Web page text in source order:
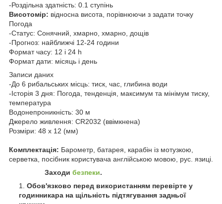
-Роздільна здатність: 0.1 ступінь
Висотомір: відносна висота, порівнюючи з задати точку
Погода
-Статус: Сонячний, хмарно, хмарно, дощів
-Прогноз: найближчі 12-24 години
Формат часу: 12 і 24 h
Формат дати: місяць і день
Записи даних
-До 6 рибальських місць: тиск, час, глибина води
-Історія 3 дня: Погода, тенденція, максимум та мінімум тиску,
температура
Водонепроникність: 30 м
Джерело живлення: CR2032 (ввімкнена)
Розміри: 48 x 12 (мм)
Комплектація: Барометр, батарея, карабін із мотузкою,
серветка, посібник користувача англійською мовою, рус. язиці.
Заходи безпеки.
Обов'язково перед використанням перевірте у
годинникара на щільність підтягування задньої